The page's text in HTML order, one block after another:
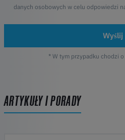
danych osobowych w celu odpowiedzi
Wyślij
* W tym przypadku chodzi
ARTYKUŁY I PORADY